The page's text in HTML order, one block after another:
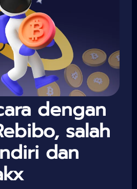
dengan
salah
dan